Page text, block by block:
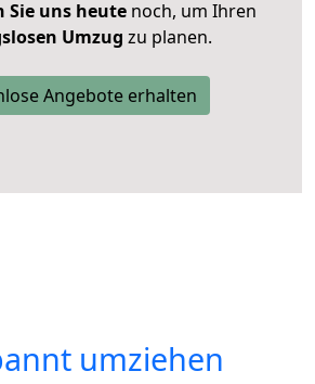
uns heutenoch, um Ihren
Umzug zu planen.
Angebote erhalten
umziehen